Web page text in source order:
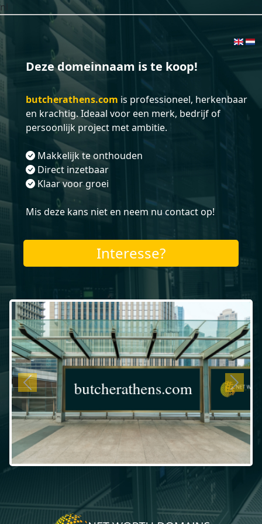
nl
Deze domeinnaam is te koop!
butcherathens.com is professioneel, herkenbaar
en krachtig. Ideaal voor een merk, bedrijf of
persoonlijk project met ambitie.
Makkelijk te onthouden
Direct inzetbaar
Klaar voor groei
Mis deze kans niet en neem nu contact op!
Interesse?